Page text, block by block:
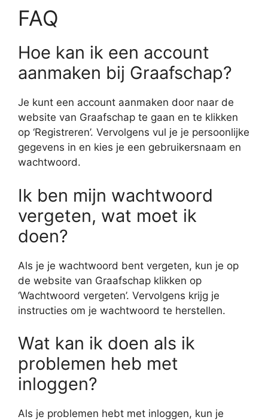
FAQ
Hoe kan ik een account
aanmaken bij Graafschap?
Je kunt een account aanmaken door naar de
website van Graafschap te gaan en te klikken
op ‘Registreren’. Vervolgens vul je je persoonlijke
gegevens in en kies je een gebruikersnaam en
wachtwoord.
Ik ben mijn wachtwoord
vergeten, wat moet ik
doen?
Als je je wachtwoord bent vergeten, kun je op
de website van Graafschap klikken op
‘Wachtwoord vergeten’. Vervolgens krijg je
instructies om je wachtwoord te herstellen.
Wat kan ik doen als ik
problemen heb met
inloggen?
Als je problemen hebt met inloggen, kun je